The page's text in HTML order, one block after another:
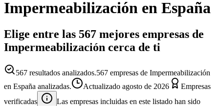
Impermeabilización en España
Elige entre las 567 mejores empresas de
Impermeabilización cerca de ti
567 resultados analizados.567 empresas de Impermeabilización
en España analizadas.
Actualizado agosto de 2026
Empresas
verificadas
Las empresas incluidas en este listado han sido